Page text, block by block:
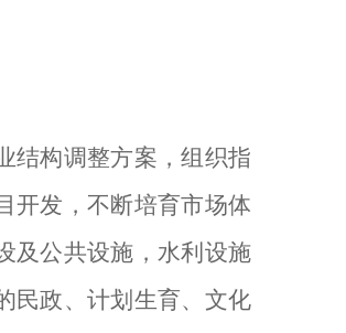
结构调整方案，组织指
开发，不断培育市场体
及公共设施，水利设施
民政、计划生育、文化